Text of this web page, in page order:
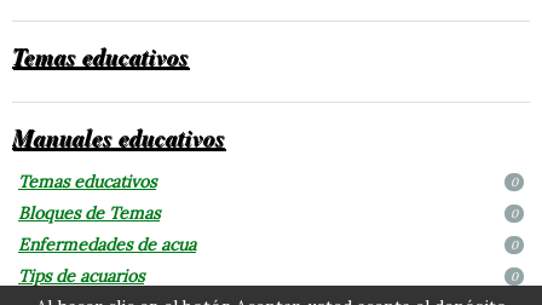
Temas educativos
Manuales educativos
Temas educativos 0
Bloques de Temas 0
Enfermedades de acua 0
Tips de acuarios 0